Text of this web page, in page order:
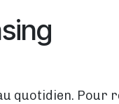
quotidien. Pour